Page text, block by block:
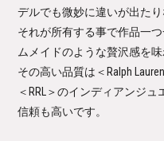
デルでも微妙に違いが出た
それが所有する事で作品一
ムメイドのような贅沢感を味
その高い品質は＜Ralph
＜RRL＞のインディアンジ
信頼も高いです。